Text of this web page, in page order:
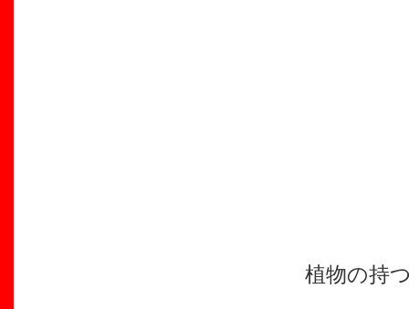
植物の持